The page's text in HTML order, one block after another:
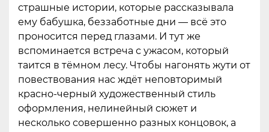
страшные истории, которые рассказывала
ему бабушка, беззаботные дни — всё это
проносится перед глазами. И тут же
вспоминается встреча с ужасом, который
таится в тёмном лесу. Чтобы нагонять жути от
повествования нас ждёт неповторимый
красно-черный художественный стиль
оформления, нелинейный сюжет и
несколько совершенно разных концовок, а